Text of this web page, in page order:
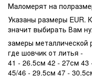
Маломерят на
Указаны размеры EUR.
значит выбирать Вам
замеры металлической
где шовчик от литья -
41 - 26.5см 42 - 27см
45/46 - 29.5см 47 -